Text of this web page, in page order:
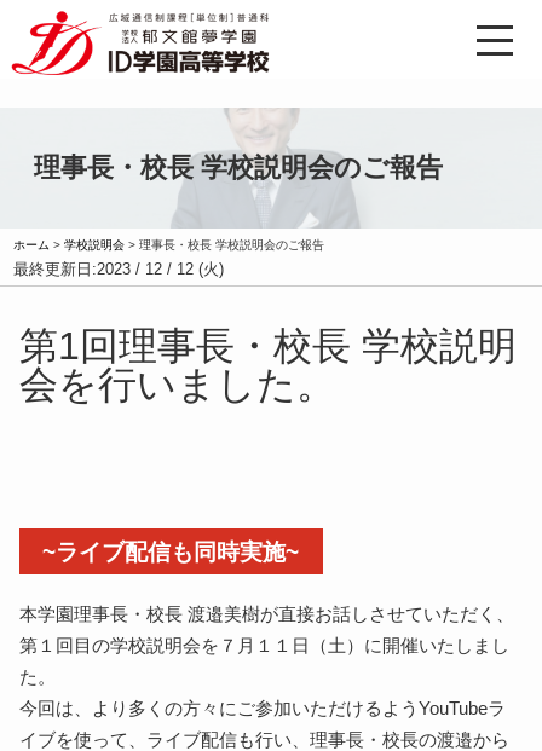
理事長・校長 学校説明会のご報告
ホーム >学校説明会 >理事長・校長 学校説明会のご報告
最終更新日:2023 / 12 / 12 (火)
第1回理事長・校長 学校説明
会を行いました。
~ライブ配信も同時実施~
本学園理事長・校長 渡邉美樹が直接お話しさせていただく、
第１回目の学校説明会を７月１１日（土）に開催いたしまし
た。
今回は、より多くの方々にご参加いただけるようYouTubeラ
イブを使って、ライブ配信も行い、理事長・校長の渡邉から